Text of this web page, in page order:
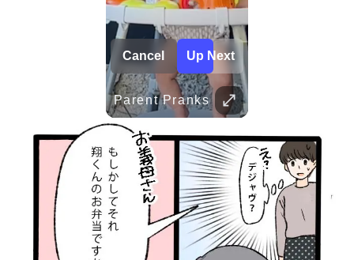
Cancel Up Next
Parent Pranks